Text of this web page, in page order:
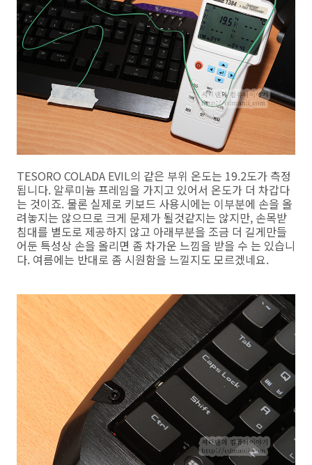
TESORO COLADA EVIL의 같은 부위 온도는 19.2도가 측정
됩니다. 알루미늄 프레임을 가지고 있어서 온도가 더 차갑다
는 것이죠. 물론 실제로 키보드 사용시에는 이부분에 손을 올
려놓지는 않으므로 크게 문제가 될것같지는 않지만, 손목받
침대를 별도로 제공하지 않고 아래부분을 조금 더 길게만들
어둔 특성상 손을 올리면 좀 차가운 느낌을 받을 수 는 있습니
다. 여름에는 반대로 좀 시원함을 느낄지도 모르겠네요.